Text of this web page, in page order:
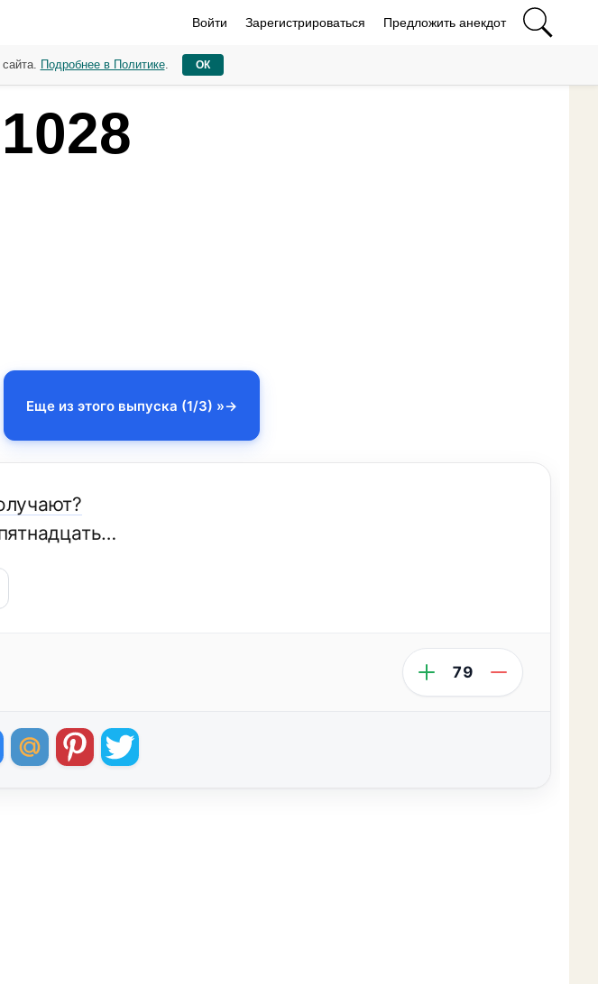
Войти Зарегистрироваться Предложить анекдот
Еще из этого выпуска (1/3) »
79
Подробнее в Политике. ОК